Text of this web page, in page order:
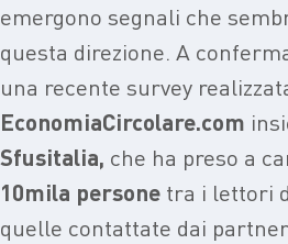
emergono segnali che
questa direzione. A
una recente survey
EconomiaCircolare.com
Sfusitalia, che ha preso a
10mila persone tra i lettori
quelle contattate dai